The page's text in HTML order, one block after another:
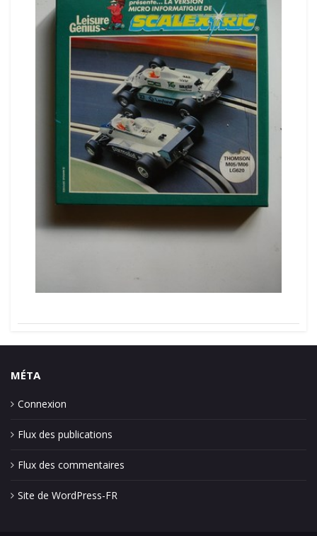
MÉTA
Connexion
Flux des publications
Flux des commentaires
Site de WordPress-FR